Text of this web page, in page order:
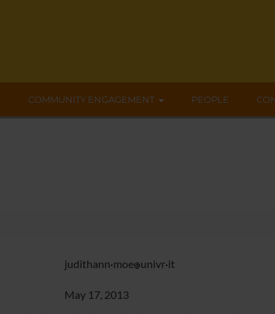
COMMUNITY ENGAGEMENT PEOPLE
judithann moe univr it
May 17, 2013